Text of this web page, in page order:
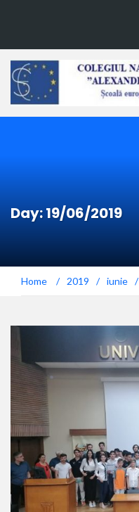
Day: 19/06/2019
Home / 2019 / iunie /